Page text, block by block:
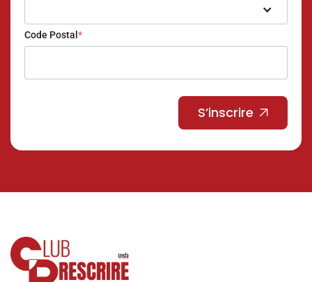
Code Postal
S’inscrire